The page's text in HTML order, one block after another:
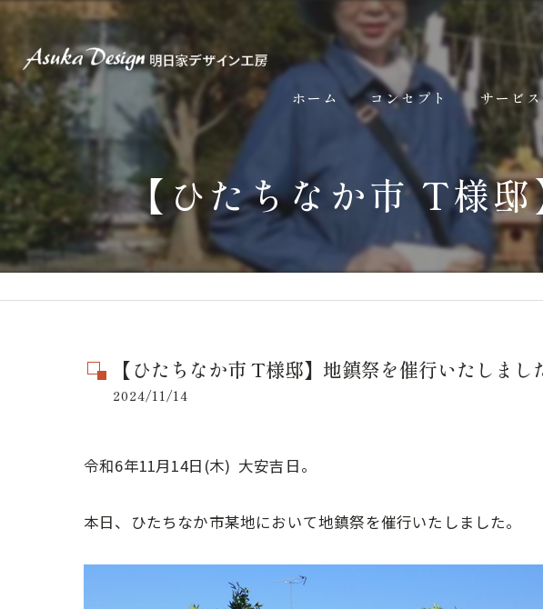
ホーム コンセプト サービス
【ひたちなか市 T様邸
【ひたちなか市 T様邸】地鎮祭を催行いたしまし
2024/11/14
令和6年11月14日(木) 大安吉日。
本日、ひたちなか市某地において地鎮祭を催行いたしました。